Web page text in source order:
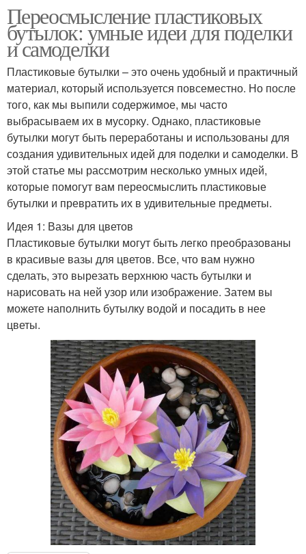
Переосмысление пластиковых
бутылок: умные идеи для поделки
и самоделки
Пластиковые бутылки – это очень удобный и практичный
материал, который используется повсеместно. Но после
того, как мы выпили содержимое, мы часто
выбрасываем их в мусорку. Однако, пластиковые
бутылки могут быть переработаны и использованы для
создания удивительных идей для поделки и самоделки. В
этой статье мы рассмотрим несколько умных идей,
которые помогут вам переосмыслить пластиковые
бутылки и превратить их в удивительные предметы.
Идея 1: Вазы для цветов
Пластиковые бутылки могут быть легко преобразованы
в красивые вазы для цветов. Все, что вам нужно
сделать, это вырезать верхнюю часть бутылки и
нарисовать на ней узор или изображение. Затем вы
можете наполнить бутылку водой и посадить в нее
цветы.